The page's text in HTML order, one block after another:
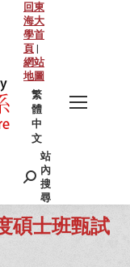
回東
海大
學首
頁 |
網站
地圖
繁
體
中
文
Search:
站
內
搜
尋
碩士班甄試